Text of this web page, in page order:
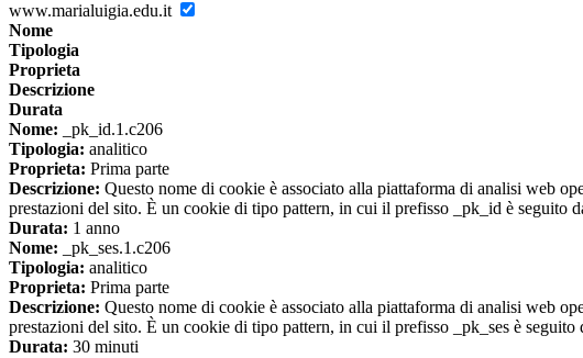
www.marialuigia.edu.it
Nome
Tipologia
Proprieta
Descrizione
Durata
Nome: _pk_id.1.c206
Tipologia: analitico
Proprieta: Prima parte
Descrizione: Questo nome di cookie è associato alla piattaforma di analisi web
prestazioni del sito. È un cookie di tipo pattern, in cui il prefisso _pk_id è seguito
Durata: 1 anno
Nome: _pk_ses.1.c206
Tipologia: analitico
Proprieta: Prima parte
Descrizione: Questo nome di cookie è associato alla piattaforma di analisi web
prestazioni del sito. È un cookie di tipo pattern, in cui il prefisso _pk_ses è
Durata: 30 minuti